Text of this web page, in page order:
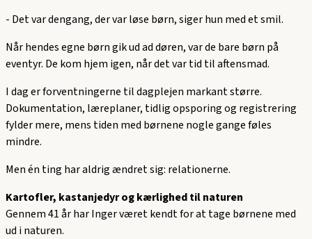
- Det var dengang, der var løse børn,siger hun med et smil.
Når hendes egne børn gik ud ad døren, var de bare børn på
eventyr. De kom hjem igen, når det var tid til aftensmad.
I dag er forventningerne til dagplejen markant større.
Dokumentation, læreplaner, tidlig opsporing og registrering
fylder mere, mens tiden med børnene nogle gange føles
mindre.
Men én ting har aldrig ændret sig: relationerne.
Kartofler, kastanjedyr og kærlighed til naturen
Gennem 41 år har Inger været kendt for at tage børnene med
ud i naturen.